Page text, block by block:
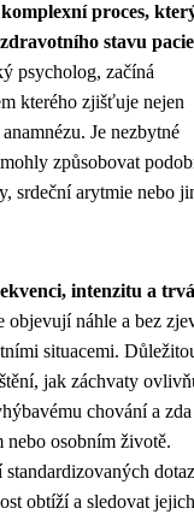
proces,
stavu
psycholog, začíná
kterého zjišťuje nejen
Je nezbytné
způsobovat
srdeční arytmie nebo
intenzitu a
objevují náhle a bez
situacemi.
jak záchvaty
chování a zda
nebo osobním životě.
obtíží a sledovat